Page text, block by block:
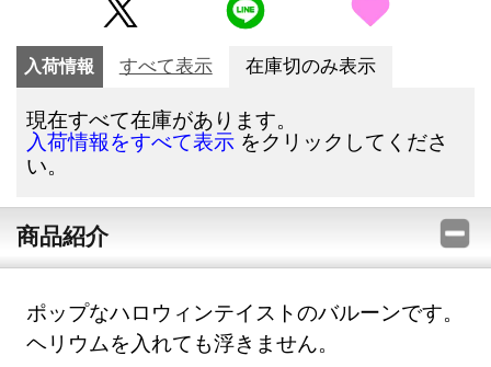
入荷情報 すべて表示 在庫切のみ表示
現在すべて在庫があります。
入荷情報をすべて表示 をクリックしてくださ
い。
商品紹介
ポップなハロウィンテイストのバルーンです。
ヘリウムを入れても浮きません。